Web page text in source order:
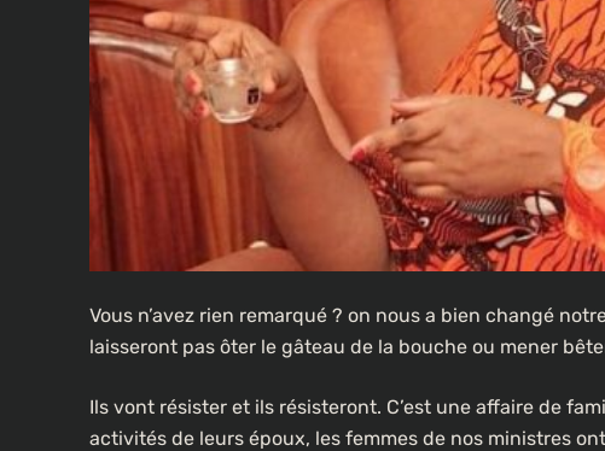
Vous n’avez rien remarqué ? on nous a bien changé
laisseront pas ôter le gâteau de la bouche ou mener
Ils vont résister et ils résisteront. C’est une affaire de
activités de leurs époux, les femmes de nos ministres